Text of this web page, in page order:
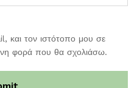
και τον ιστότοπο μου σε
φορά που θα σχολιάσω.